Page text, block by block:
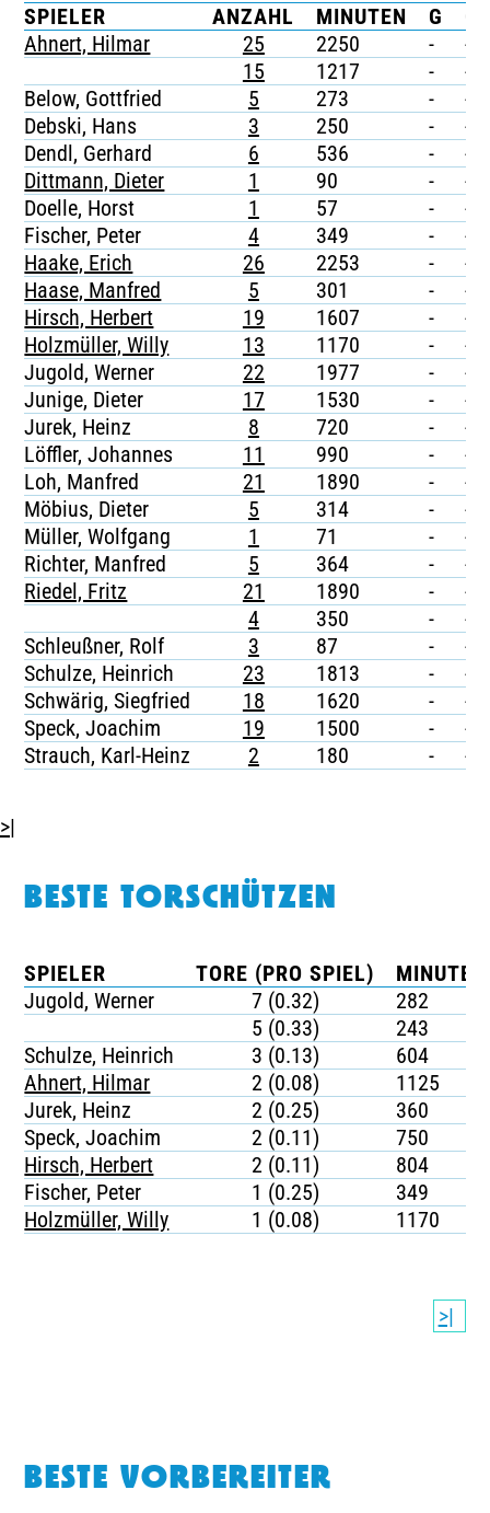
TICKETING
SPIELER
ANZAHL MINUTEN G
Ahnert, Hilmar
25 2250 -
-
15
1217 -
-
Below, Gottfried
5 273 -
-
Debski, Hans
3 250 -
-
Dendl, Gerhard
6 536 -
-
Dittmann, Dieter
1 90 -
-
Doelle, Horst
1 57 -
-
Fischer, Peter
4 349 -
-
Haake, Erich
26 2253 -
-
Haase, Manfred
5 301 -
-
Hirsch, Herbert
19 1607 -
-
Holzmüller, Willy
13 1170 -
-
Jugold, Werner
22 1977 -
-
Junige, Dieter
17 1530 -
-
Jurek, Heinz
8 720 -
-
Löffler, Johannes
11 990 -
-
Loh, Manfred
21 1890 -
-
Möbius, Dieter
5 314 -
-
Müller, Wolfgang
1 71 -
-
Richter, Manfred
5 364 -
-
Riedel, Fritz
21 1890 -
-
4
350 -
-
Schleußner, Rolf
3 87 -
-
Schulze, Heinrich
23 1813 -
-
Schwärig, Siegfried
18 1620 -
-
Speck, Joachim
19 1500 -
-
Strauch, Karl-Heinz
2 180 - -
>|
BESTE TORSCHÜTZEN
SPIELER TORE (PRO SPIEL)
Jugold, Werner
7 (0.32)
282
5 (0.33)
243
Schulze, Heinrich
3 (0.13)
604
Ahnert, Hilmar
2 (0.08)
1125
Jurek, Heinz
2 (0.25)
360
Speck, Joachim
2 (0.11)
750
Hirsch, Herbert
2 (0.11)
804
Fischer, Peter
1 (0.25)
349
Holzmüller, Willy
1 (0.08) 1170
>|
BESTE VORBEREITER